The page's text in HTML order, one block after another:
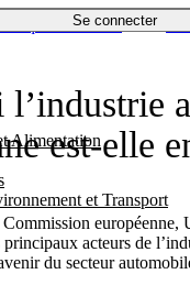
Se connecter
Alimentation
et Transport
Économie
l’industrie
est-elle
européenne,
acteurs de
du secteur